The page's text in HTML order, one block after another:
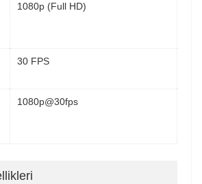
1080p (Full HD)
30 FPS
1080p@30fps